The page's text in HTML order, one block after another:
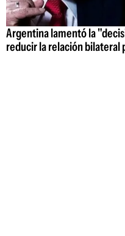
Argentina lamentó la
reducir la relación